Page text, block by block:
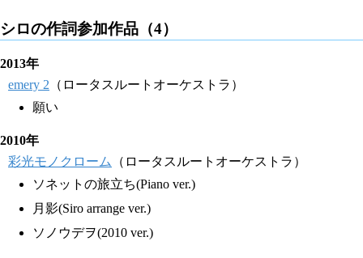
シロの作詞参加作品（4）
2013年
emery 2 （ロータスルートオーケストラ）
願い
2010年
彩光モノクローム
（ロータスルートオーケストラ）
ソネットの旅立ち(Piano ver.)
月影(Siro arrange ver.)
ソノウデヲ(2010 ver.)